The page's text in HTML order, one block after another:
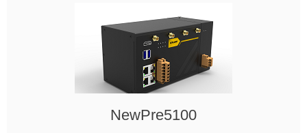
NewPre5100